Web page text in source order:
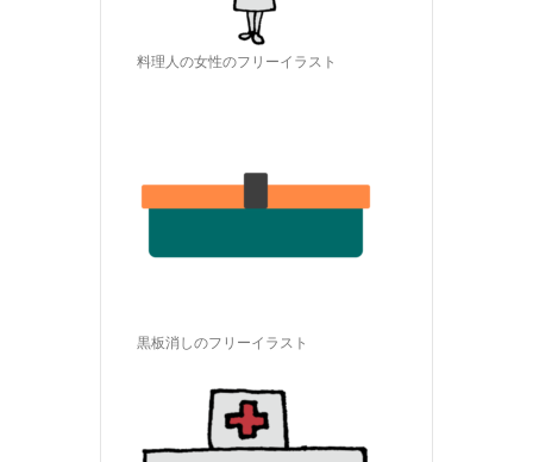
料理人の女性のフリーイラスト
黒板消しのフリーイラスト